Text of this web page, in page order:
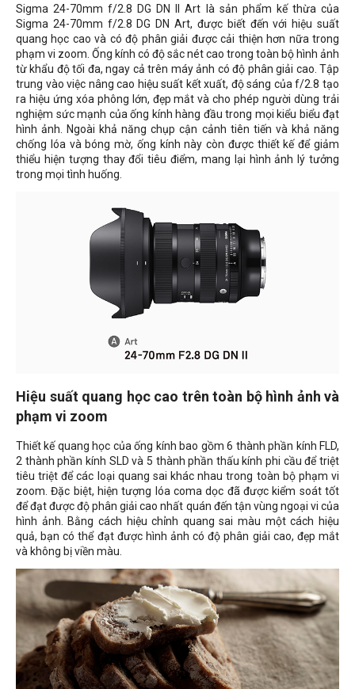
Sigma 24-70mm f/2.8 DG DN II Art là sản phẩm kế thừa của
Sigma 24-70mm f/2.8 DG DN Art, được biết đến với hiệu suất
quang học cao và có độ phân giải được cải thiện hơn nữa trong
phạm vi zoom. Ống kính có độ sắc nét cao trong toàn bộ hình ảnh
từ khẩu độ tối đa, ngay cả trên máy ảnh có độ phân giải cao. Tập
trung vào việc nâng cao hiệu suất kết xuất, độ sáng của f/2.8 tạo
ra hiệu ứng xóa phông lớn, đẹp mắt và cho phép người dùng trải
nghiệm sức mạnh của ống kính hàng đầu trong mọi kiểu biểu đạt
hình ảnh. Ngoài khả năng chụp cận cảnh tiên tiến và khả năng
chống lóa và bóng mờ, ống kính này còn được thiết kế để giảm
thiểu hiện tượng thay đổi tiêu điểm, mang lại hình ảnh lý tưởng
trong mọi tình huống.
Hiệu suất quang học cao trên toàn bộ hình ảnh và
phạm vi zoom
Thiết kế quang học của ống kính bao gồm 6 thành phần kính FLD,
2 thành phần kính SLD và 5 thành phần thấu kính phi cầu để triệt
tiêu triệt để các loại quang sai khác nhau trong toàn bộ phạm vi
zoom. Đặc biệt, hiện tượng lóa coma dọc đã được kiểm soát tốt
để đạt được độ phân giải cao nhất quán đến tận vùng ngoại vi của
hình ảnh. Bằng cách hiệu chỉnh quang sai màu một cách hiệu
quả, bạn có thể đạt được hình ảnh có độ phân giải cao, đẹp mắt
và không bị viền màu.